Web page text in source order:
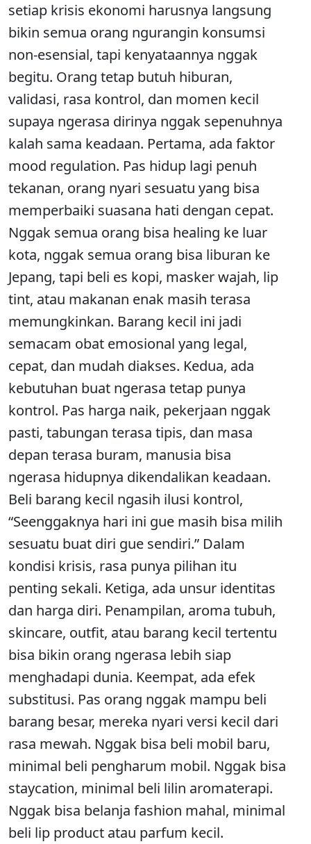
setiap krisis ekonomi harusnya langsung
bikin semua orang ngurangin konsumsi
non-esensial, tapi kenyataannya nggak
begitu. Orang tetap butuh hiburan,
validasi, rasa kontrol, dan momen kecil
supaya ngerasa dirinya nggak sepenuhnya
kalah sama keadaan. Pertama, ada faktor
mood regulation. Pas hidup lagi penuh
tekanan, orang nyari sesuatu yang bisa
memperbaiki suasana hati dengan cepat.
Nggak semua orang bisa healing ke luar
kota, nggak semua orang bisa liburan ke
Jepang, tapi beli es kopi, masker wajah, lip
tint, atau makanan enak masih terasa
memungkinkan. Barang kecil ini jadi
semacam obat emosional yang legal,
cepat, dan mudah diakses. Kedua, ada
kebutuhan buat ngerasa tetap punya
kontrol. Pas harga naik, pekerjaan nggak
pasti, tabungan terasa tipis, dan masa
depan terasa buram, manusia bisa
ngerasa hidupnya dikendalikan keadaan.
Beli barang kecil ngasih ilusi kontrol,
“Seenggaknya hari ini gue masih bisa milih
sesuatu buat diri gue sendiri.” Dalam
kondisi krisis, rasa punya pilihan itu
penting sekali. Ketiga, ada unsur identitas
dan harga diri. Penampilan, aroma tubuh,
skincare, outfit, atau barang kecil tertentu
bisa bikin orang ngerasa lebih siap
menghadapi dunia. Keempat, ada efek
substitusi. Pas orang nggak mampu beli
barang besar, mereka nyari versi kecil dari
rasa mewah. Nggak bisa beli mobil baru,
minimal beli pengharum mobil. Nggak bisa
staycation, minimal beli lilin aromaterapi.
Nggak bisa belanja fashion mahal, minimal
beli lip product atau parfum kecil.